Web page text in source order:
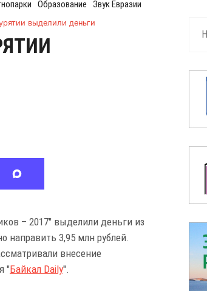
Образование Звук Евразии
выделили деньги
– 2017" выделили деньги из
направить 3,95 млн рублей.
внесение
"Байкал Daily".